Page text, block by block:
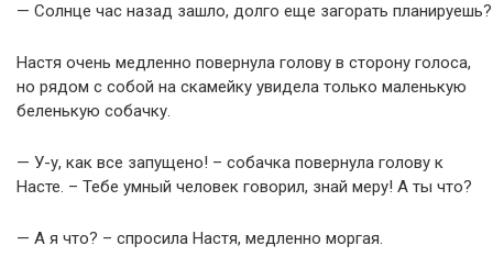
— Солнце час назад зашло, долго еще загорать планируешь?
Настя очень медленно повернула голову в сторону голоса,
но рядом с собой на скамейку увидела только маленькую
беленькую собачку.
— У-у, как все запущено! – собачка повернула голову к
Насте. – Тебе умный человек говорил, знай меру! А ты что?
— А я что? – спросила Настя, медленно моргая.